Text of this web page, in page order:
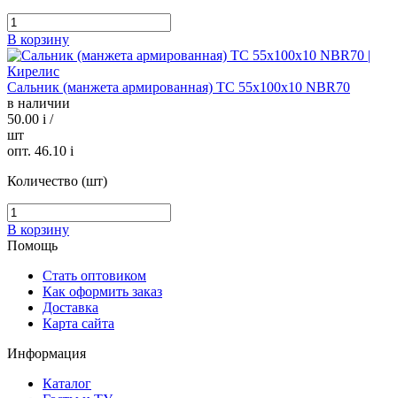
В корзину
Сальник (манжета армированная) TC 55х100х10 NBR70
в наличии
50.00 i /
шт
опт. 46.10 i
Количество (шт)
В корзину
Помощь
Стать оптовиком
Как оформить заказ
Доставка
Карта сайта
Информация
Каталог